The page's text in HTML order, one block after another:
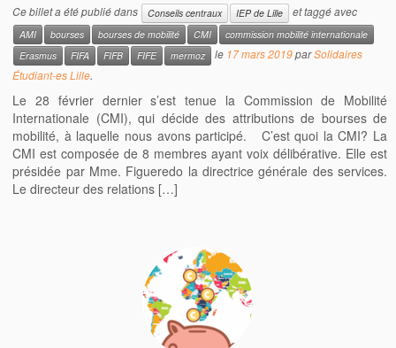
Ce billet a été publié dans Conseils centraux IEP de Lille et taggé avec
AMI bourses bourses de mobilité CMI
commission mobilité internationale
Erasmus
FIFA FIFB FIFE mermoz le 17 mars 2019parSolidaires
Étudiant-es Lille.
Le 28 février dernier s’est tenue la Commission de Mobilité
Internationale (CMI), qui décide des attributions de bourses de
mobilité, à laquelle nous avons participé. C’est quoi la CMI? La
CMI est composée de 8 membres ayant voix délibérative. Elle est
présidée par Mme. Figueredo la directrice générale des services.
Le directeur des relations […]